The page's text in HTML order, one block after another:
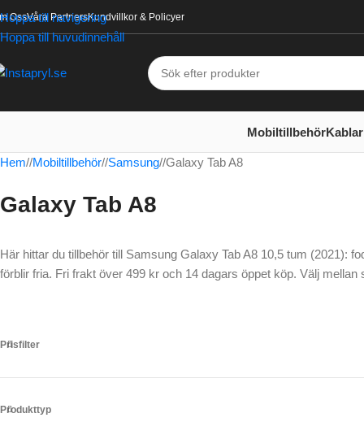
Hoppa till navigering
Hoppa till huvudinnehåll
OssVåra PartnersKundvillkor & Policyer
Mobiltillbehör
Hem/ Mobiltillbehör/ Samsung/ Galaxy Tab A8
Galaxy Tab A8
Här hittar du tillbehör till Samsung Galaxy Tab A8 10,5 tum (2021):
förblir fria. Fri frakt över 499 kr och 14 dagars öppet köp. Välj
Prisfilter
Produkttyp